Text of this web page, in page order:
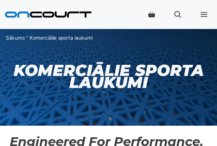
uz
Sākums " Komerciālie sporta laukumi
KOMERCIĀLIE SPORTA
LAUKUMI
Engineered For Performance.